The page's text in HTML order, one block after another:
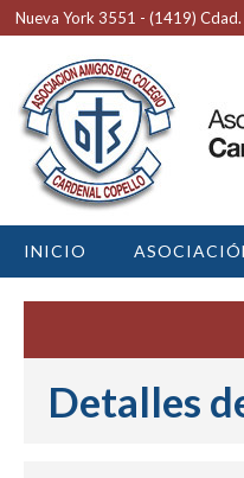
Nueva York 3551 - (1419)
INICIO
Detalles